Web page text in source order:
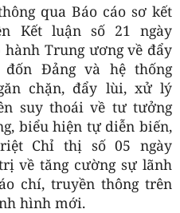
qua Báo cáo sơ kết
Kết luận số 21 ngày
hành Trung ương về đẩy
Đảng và hệ thống
chặn, đẩy lùi, xử lý
suy thoái về tư tưởng
biểu hiện tự diễn biến,
Chỉ thị số 05 ngày
về tăng cường sự lãnh
chí, truyền thông trên
hình mới.